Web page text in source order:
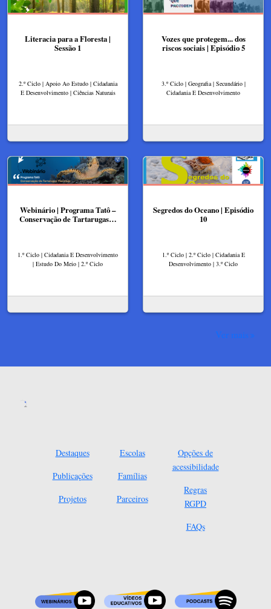
Literacia para a Floresta |
Sessão 1
2.º Ciclo | Apoio Ao Estudo | Cidadania
E Desenvolvimento | Ciências Naturais
Vozes que protegem... dos
riscos sociais | Episódio 5
3.º Ciclo | Geografia | Secundário |
Cidadania E Desenvolvimento
Webinário | Programa Tatô –
Conservação de Tartarugas…
1.º Ciclo | Cidadania E Desenvolvimento
| Estudo Do Meio | 2.º Ciclo
Segredos do Oceano | Episódio
10
1.º Ciclo | 2.º Ciclo | Cidadania E
Desenvolvimento | 3.º Ciclo
Ver mais
Destaques
Publicações
Projetos
Escolas
Famílias
Parceiros
Opções de
acessibilidade
Regras
RGPD
FAQs